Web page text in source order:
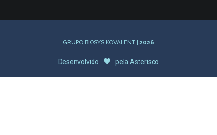
GRUPO BIOSYS KOVALENT | 2026
Desenvolvido pela Asterisco